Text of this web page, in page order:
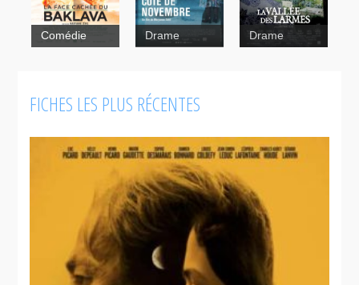
Comédie
L'autre côté
de
novembre
Drame Drame
FICHES LES PLUS RÉCENTES